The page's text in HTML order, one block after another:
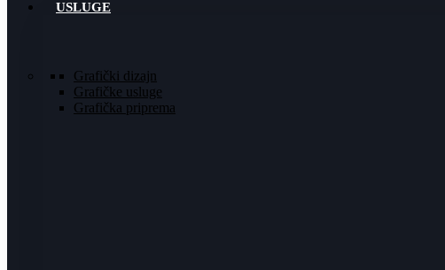
Idi na sadržajUSLUGE
Grafički dizajn
Grafičke usluge
Grafička priprema